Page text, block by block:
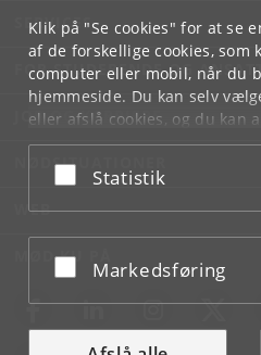
Klik på "Se cookies" for at se
af de forskellige cookies, som
computer eller mobil, når du
hjemmeside. Du kan selv
eller afslå cookies, og du kan
underCookie- og
bunden af hver side.
Acceptér eller afslå
Statistik
Acceptér eller afslå
Markedsføring
SERVICES
FOR STUDERENDE OG
JOB OG KARRIERE
NØDSITUATIONER
WEB
MØD KU PÅ